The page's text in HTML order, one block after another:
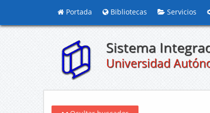
Portada Bibliotecas Servicios
Sistema
Universidad